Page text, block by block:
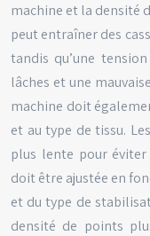
machine et la densité
peut entraîner des
tandis qu’une
lâches et une
machine doit
et au type de tissu.
plus lente pour
doit être ajustée en
et du type de
densité de points